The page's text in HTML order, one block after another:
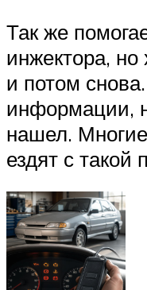
Так же
инжектора, но
и потом
информации,
нашел.
ездят с такой